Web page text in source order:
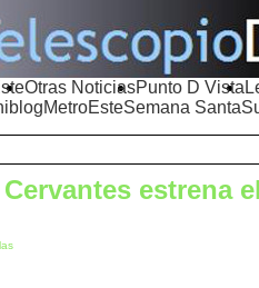
Otras NoticiasPunto D Vista
MetroEsteSemana Santa
estrena